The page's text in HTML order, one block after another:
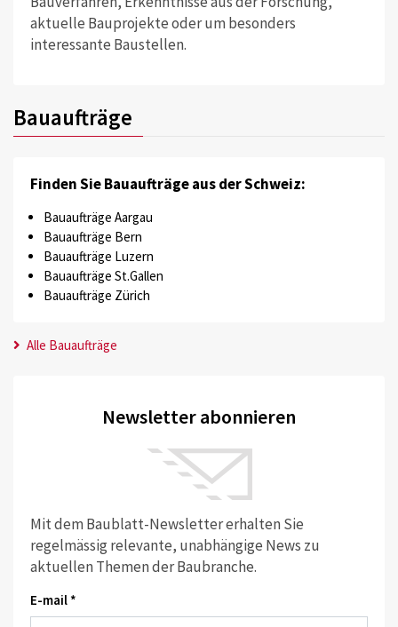
aktuelle Bauprojekte oder um besonders
interessante Baustellen.
Bauaufträge
Finden Sie Bauaufträge aus der Schweiz:
Bauaufträge Aargau
Bauaufträge Bern
Bauaufträge Luzern
Bauaufträge St.Gallen
Bauaufträge Zürich
Alle Bauaufträge
Newsletter abonnieren
Mit dem Baublatt-Newsletter erhalten Sie
regelmässig relevante, unabhängige News zu
aktuellen Themen der Baubranche.
E-mail *